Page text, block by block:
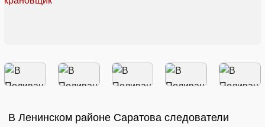
В Ленинском районе Саратова следователи